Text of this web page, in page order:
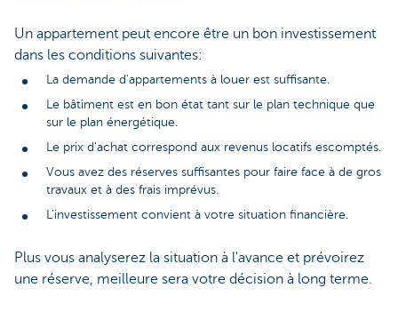
Un appartement peut encore être un bon investissement
dans les conditions suivantes:
La demande d'appartements à louer est suffisante.
Le bâtiment est en bon état tant sur le plan technique que
sur le plan énergétique.
Le prix d'achat correspond aux revenus locatifs escomptés.
Vous avez des réserves suffisantes pour faire face à de gros
travaux et à des frais imprévus.
L'investissement convient à votre situation financière.
Plus vous analyserez la situation à l'avance et prévoirez
une réserve, meilleure sera votre décision à long terme.